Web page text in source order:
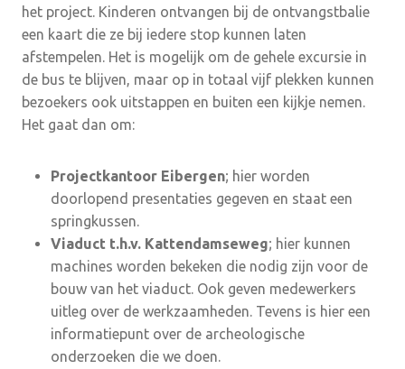
het project. Kinderen ontvangen bij de ontvangstbalie
een kaart die ze bij iedere stop kunnen laten
afstempelen. Het is mogelijk om de gehele excursie in
de bus te blijven, maar op in totaal vijf plekken kunnen
bezoekers ook uitstappen en buiten een kijkje nemen.
Het gaat dan om:
Projectkantoor Eibergen; hier worden
doorlopend presentaties gegeven en staat een
springkussen.
Viaduct t.h.v. Kattendamseweg; hier kunnen
machines worden bekeken die nodig zijn voor de
bouw van het viaduct. Ook geven medewerkers
uitleg over de werkzaamheden. Tevens is hier een
informatiepunt over de archeologische
onderzoeken die we doen.